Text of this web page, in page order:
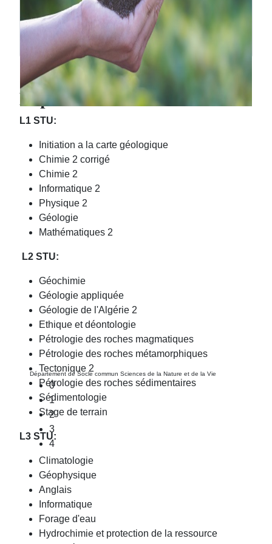
Département de Socle commun Sciences de la Nature et de la Vie
0
1
2
3
4
Syllabus de la matière:
Département S.T.U
L1 STU:
Initiation a la carte géologique
Chimie 2 corrigé
Chimie 2
Informatique 2
Physique 2
Géologie
Mathématiques 2
L2 STU:
Géochimie
Géologie appliquée
Géologie de l'Algérie 2
Ethique et déontologie
Pétrologie des roches magmatiques
Pétrologie des roches métamorphiques
Tectonique 2
Pétrologie des roches sédimentaires
Sédimentologie
Stage de terrain
L3 STU:
Climatologie
Géophysique
Anglais
Informatique
Forage d'eau
Hydrochimie et protection de la ressource